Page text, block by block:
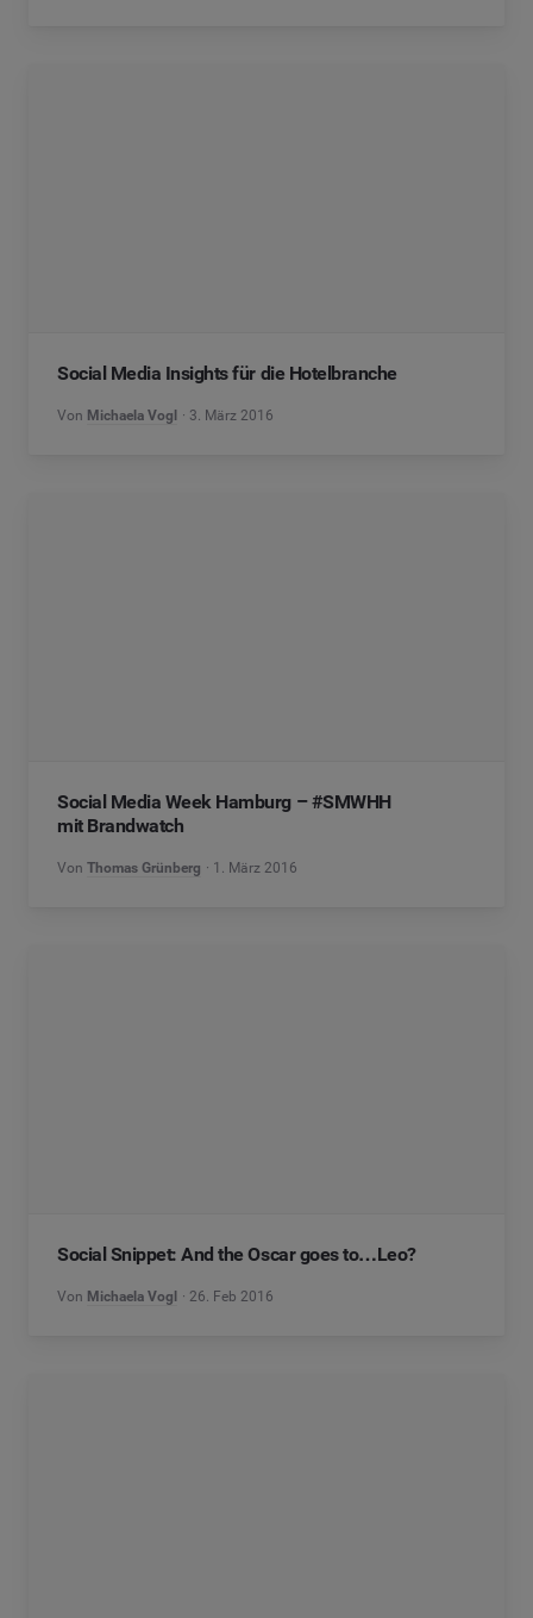
Social Media Insights für die Hotelbranche
Von Michaela Vogl 3. März 2016
Social Media Week Hamburg – #SMWHH
mit Brandwatch
Von Thomas Grünberg 1. März 2016
Social Snippet: And the Oscar goes to…Leo?
Von Michaela Vogl 26. Feb 2016